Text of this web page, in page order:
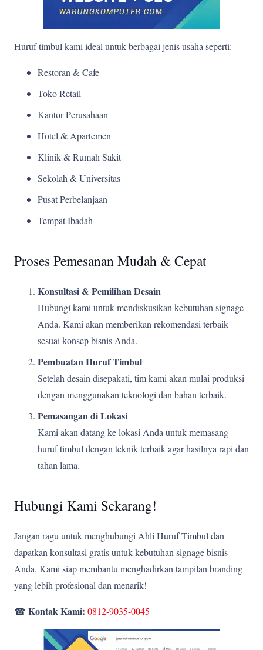
Huruf timbul kami ideal untuk berbagai jenis usaha seperti:
Restoran & Cafe
Toko Retail
Kantor Perusahaan
Hotel & Apartemen
Klinik & Rumah Sakit
Sekolah & Universitas
Pusat Perbelanjaan
Tempat Ibadah
Proses Pemesanan Mudah & Cepat
Konsultasi & Pemilihan Desain
Hubungi kami untuk mendiskusikan kebutuhan signage
Anda. Kami akan memberikan rekomendasi terbaik
sesuai konsep bisnis Anda.
Pembuatan Huruf Timbul
Setelah desain disepakati, tim kami akan mulai produksi
dengan menggunakan teknologi dan bahan terbaik.
Pemasangan di Lokasi
Kami akan datang ke lokasi Anda untuk memasang
huruf timbul dengan teknik terbaik agar hasilnya rapi dan
tahan lama.
Hubungi Kami Sekarang!
Jangan ragu untuk menghubungi Ahli Huruf Timbul dan
dapatkan konsultasi gratis untuk kebutuhan signage bisnis
Anda. Kami siap membantu menghadirkan tampilan branding
yang lebih profesional dan menarik!
☎ Kontak Kami: 0812-9035-0045